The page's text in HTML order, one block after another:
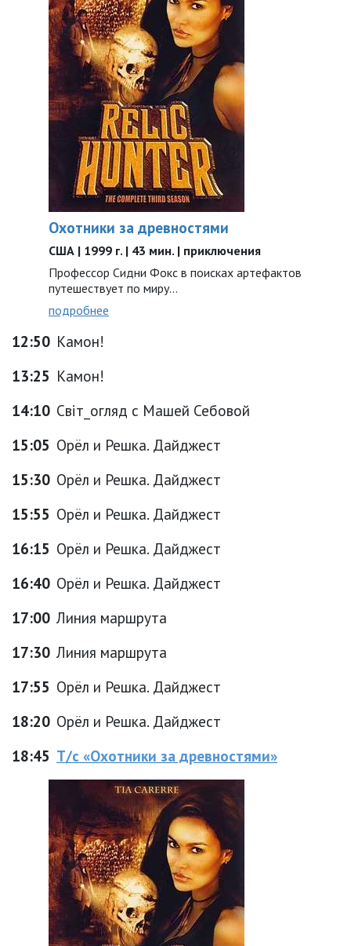
Охотники за древностями
США | 1999 г. | 43 мин. | приключения
Профессор Сидни Фокс в поисках артефактов
путешествует по миру...
подробнее
12:50 Камон!
13:25 Камон!
14:10 Світ_огляд с Машей Себовой
15:05 Орёл и Решка. Дайджест
15:30 Орёл и Решка. Дайджест
15:55 Орёл и Решка. Дайджест
16:15 Орёл и Решка. Дайджест
16:40 Орёл и Решка. Дайджест
17:00 Линия маршрута
17:30 Линия маршрута
17:55 Орёл и Решка. Дайджест
18:20 Орёл и Решка. Дайджест
18:45 Т/с «Охотники за древностями»